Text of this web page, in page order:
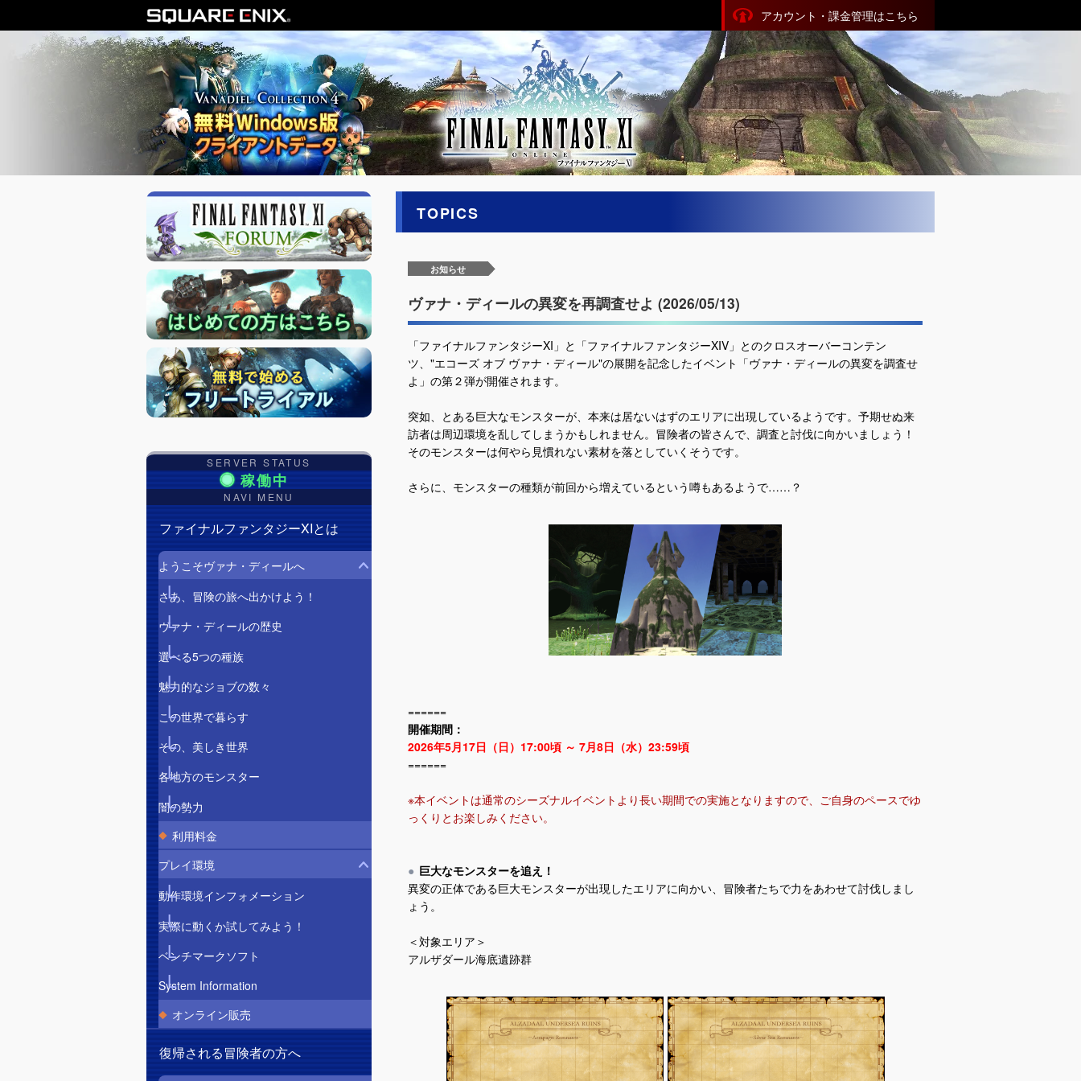
アカウント・課金管理はこちら
SERVER STATUS
NAVI MENU
ファイナルファンタジーXIとは
ようこそヴァナ・ディールへ
さあ、冒険の旅へ出かけよう！
ヴァナ・ディールの歴史
選べる5つの種族
魅力的なジョブの数々
この世界で暮らす
その、美しき世界
各地方のモンスター
闇の勢力
利用料金
プレイ環境
動作環境インフォメーション
実際に動くか試してみよう！
ベンチマークソフト
System Information
オンライン販売
復帰される冒険者の方へ
TOPICS
お知らせ
ヴァナ・ディールの異変を再調査せよ (2026/05/13)
「ファイナルファンタジーXI」と「ファイナルファンタジーXIV」とのクロスオーバーコンテン
ツ、"エコーズ オブ ヴァナ・ディール"の展開を記念したイベント「ヴァナ・ディールの異変を調査せ
よ」の第２弾が開催されます。
突如、とある巨大なモンスターが、本来は居ないはずのエリアに出現しているようです。予期せぬ来
訪者は周辺環境を乱してしまうかもしれません。冒険者の皆さんで、調査と討伐に向かいましょう！
そのモンスターは何やら見慣れない素材を落としていくそうです。
さらに、モンスターの種類が前回から増えているという噂もあるようで……？
======
開催期間：
2026年5月17日（日）17:00頃 ～ 7月8日（水）23:59頃
======
※本イベントは通常のシーズナルイベントより長い期間での実施となりますので、ご自身のペースでゆ
っくりとお楽しみください。
巨大なモンスターを追え！
異変の正体である巨大モンスターが出現したエリアに向かい、冒険者たちで力をあわせて討伐しまし
ょう。
＜対象エリア＞
アルザダール海底遺跡群